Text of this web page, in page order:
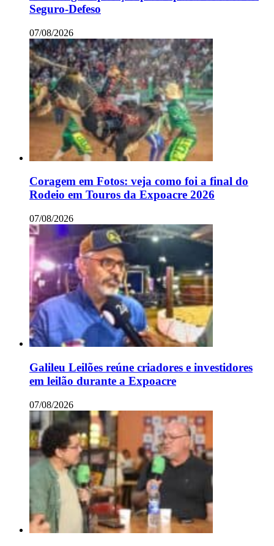
Seguro-Defeso
07/08/2026
Coragem em Fotos: veja como foi a final do
Rodeio em Touros da Expoacre 2026
07/08/2026
Galileu Leilões reúne criadores e investidores
em leilão durante a Expoacre
07/08/2026